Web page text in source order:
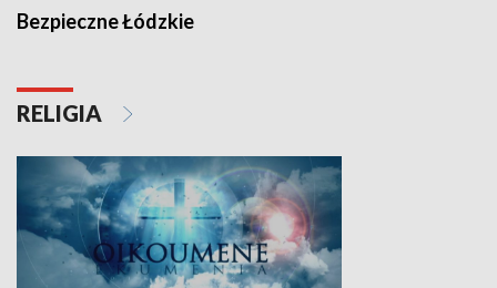
Bezpieczne Łódzkie
RELIGIA